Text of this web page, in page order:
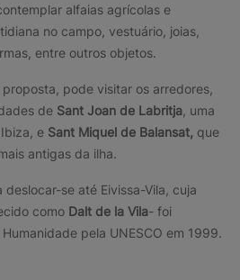
alfaias agrícolas e
no campo, vestuário, joias,
entre outros objetos.
pode visitar os arredores,
de Sant Joan de Labritja , uma
e Sant Miquel de Balansat, que
antigas da ilha.
se até Eivissa-Vila, cuja
como Dalt de la Vila- foi
pela UNESCO em 1999.